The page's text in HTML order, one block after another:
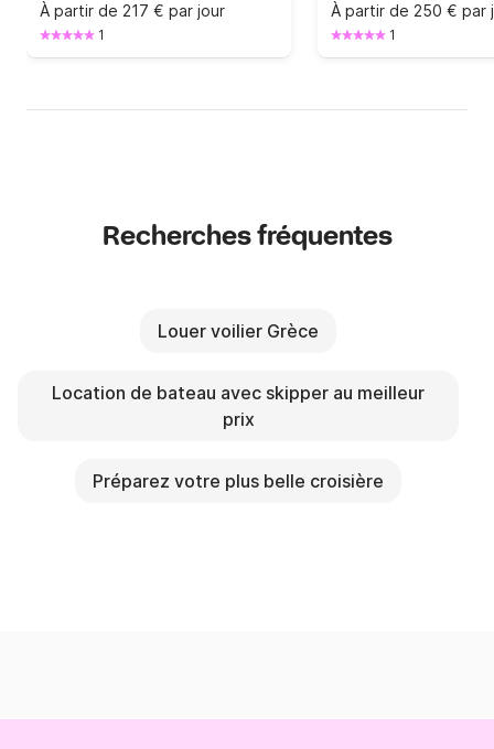
À partir de 217 € par jour
1
À partir de 250 € par
1
Recherches fréquentes
Louer voilier Grèce
Location de bateau avec skipper au meilleur
prix
Préparez votre plus belle croisière